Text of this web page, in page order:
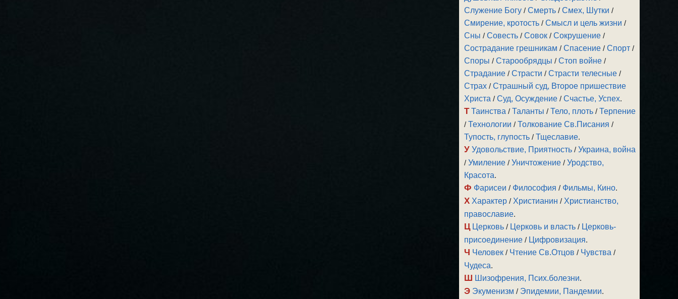
Служение Богу /Смерть /Смех, Шутки /
Смирение, кротость /Смысл и цель жизни /
Сны /Совесть /Совок /Сокрушение /
Сострадание грешникам /Спасение /Спорт /
Споры /Старообрядцы /Стоп войне /
Страдание /Страсти /Страсти телесные /
Страх /Страшный суд, Второе пришествие
Христа /Суд, Осуждение /Счастье, Успех.
Т Таинства /Таланты /Тело, плоть /Терпение
/Технологии /Толкование Св.Писания /
Тупость, глупость /Тщеславие.
У Удовольствие, Приятность /Украина, война
/Умиление /Уничтожение /Уродство,
Красота.
Ф Фарисеи / Философия / Фильмы, Кино.
Х Характер / Христианин / Христианство,
православие.
Ц Церковь / Церковь и власть / Церковь-
присоединение / Цифровизация.
Ч Человек / Чтение Св.Отцов / Чувства /
Чудеса.
Ш Шизофрения, Псих.болезни.
Э Экуменизм / Эпидемии, Пандемии.